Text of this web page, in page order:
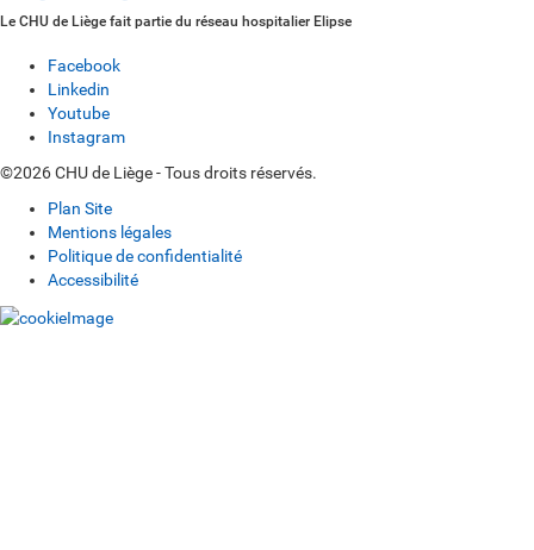
Le CHU de Liège fait partie du réseau hospitalier Elipse
Facebook
Linkedin
Youtube
Instagram
©2026 CHU de Liège - Tous droits réservés.
Plan Site
Mentions légales
Politique de confidentialité
Accessibilité